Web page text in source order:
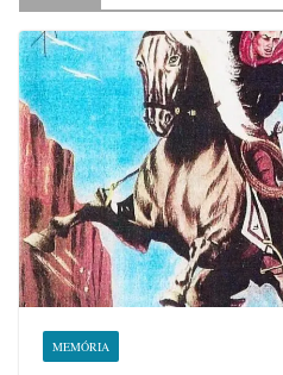
MEMÓRIA